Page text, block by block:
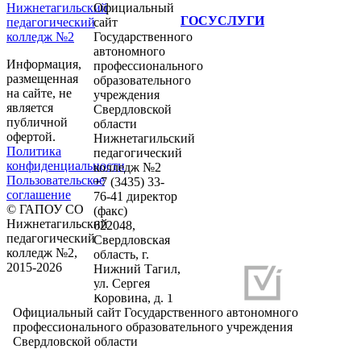
Нижнетагильский
педагогический
колледж №2
Информация,
размещенная
на сайте, не
является
публичной
офертой.
Политика
конфиденциальности
Пользовательское
соглашение
© ГАПОУ СО
Нижнетагильский
педагогический
колледж №2,
2015-2026
Официальный
сайт
Государственного
автономного
профессионального
образовательного
учреждения
Свердловской
области
Нижнетагильский
педагогический
колледж №2
+7 (3435) 33-
76-41 директор
(факс)
622048,
Свердловская
область, г.
Нижний Тагил,
ул. Сергея
Коровина, д. 1
ГОСУСЛУГИ
Разработка и продвижение сайтов
Официальный сайт Государственного автономного
профессионального образовательного учреждения
Свердловской области